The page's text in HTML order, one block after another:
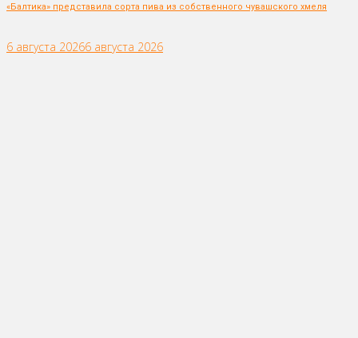
«Балтика» представила сорта пива из собственного чувашского хмеля
6 августа 20266 августа 2026